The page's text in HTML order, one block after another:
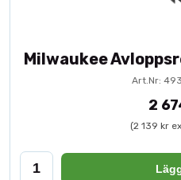
Milwaukee
Art.Nr:
2
(2 139 kr